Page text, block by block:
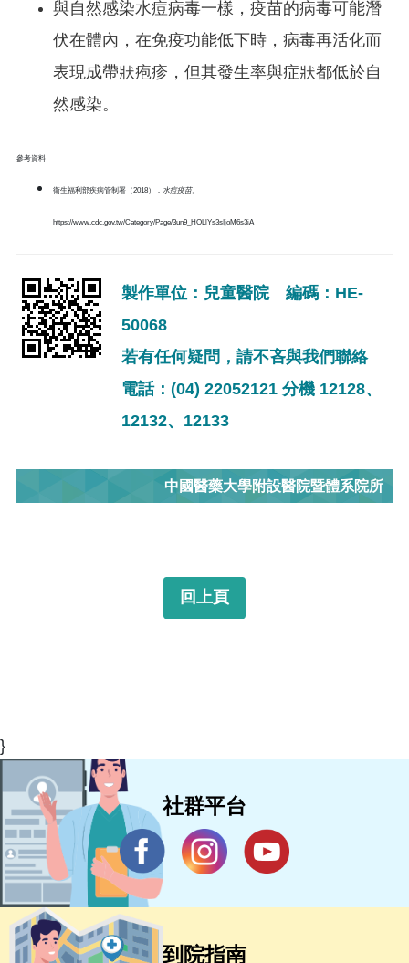
與自然感染水痘病毒一樣，疫苗的病毒可能潛
伏在體內，在免疫功能低下時，病毒再活化而
表現成帶狀疱疹，但其發生率與症狀都低於自
然感染。
參考資料
衛生福利部疾病管制署（2018）． 水痘疫苗。
https://www.cdc.gov.tw/Category/Page/3un9_HOLlYs3sIjoM6s3iA
製作單位：兒童醫院 編碼：HE-
50068
若有任何疑問，請不吝與我們聯絡
電話：(04) 22052121 分機 12128、
12132、12133
中國醫藥大學附設醫院暨體系院所
回上頁
}
社群平台
到院指南